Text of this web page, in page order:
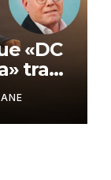
«DC
tras